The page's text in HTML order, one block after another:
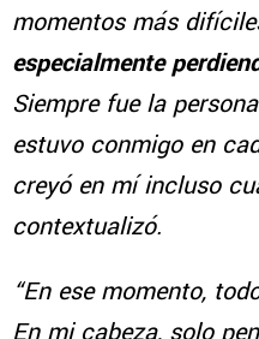
momentos más
especialmente
Siempre fue la
estuvo conmigo en
creyó en mí incluso
contextualizó.
“En ese momento,